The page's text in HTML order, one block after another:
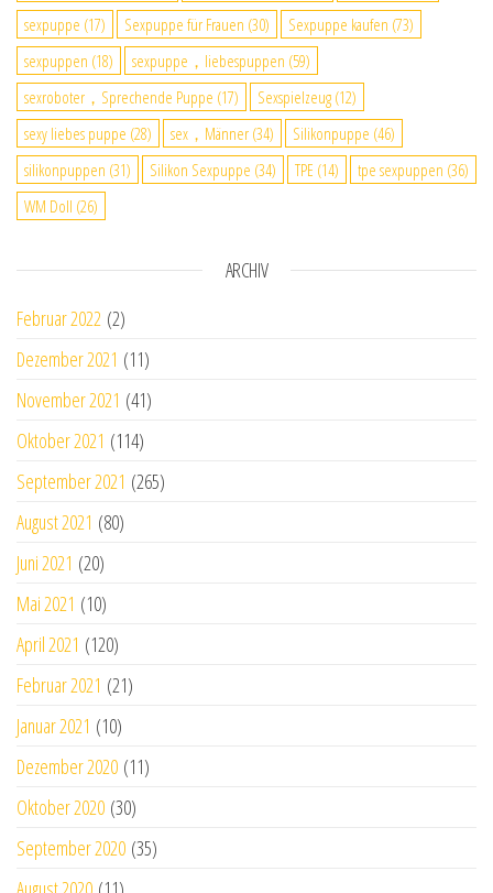
sexpuppe (17) Sexpuppe für Frauen (30) Sexpuppe kaufen (73)
sexpuppen (18) sexpuppe，liebespuppen (59)
sexroboter，Sprechende Puppe (17) Sexspielzeug (12)
sexy liebes puppe (28) sex，Männer (34) Silikonpuppe (46)
silikonpuppen (31) Silikon Sexpuppe (34) TPE (14) tpe sexpuppen (36)
WM Doll (26)
ARCHIV
Februar 2022 (2)
Dezember 2021 (11)
November 2021 (41)
Oktober 2021 (114)
September 2021 (265)
August 2021 (80)
Juni 2021 (20)
Mai 2021 (10)
April 2021 (120)
Februar 2021 (21)
Januar 2021 (10)
Dezember 2020 (11)
Oktober 2020 (30)
September 2020 (35)